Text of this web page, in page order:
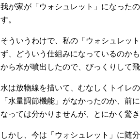
我が家が「ウォシュレット」になった
す。
そういうわけで、私の「ウォシュレッ
ず、どういう仕組みになっているのか
から水が噴出したので、びっくりして飛
水は放物線を描いて、むなしくトイレ
「水量調節機能」がなかったのか、前
なっては分かりませんが、とにかく驚き
しかし、今は「ウォシュレット」に随